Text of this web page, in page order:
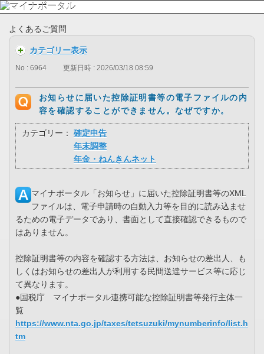
よくあるご質問
カテゴリー表示
No : 6964 更新日時 : 2026/03/18 08:59
お知らせに届いた控除証明書等の電子ファイルの内
容を確認することができません。なぜですか。
カテゴリー：
確定申告
年末調整
年金・ねんきんネット
マイナポータル「お知らせ」に届いた控除証明書等のXML
ファイルは、電子申請時の自動入力等を目的に読み込ませ
るための電子データであり、書面として直接確認できるもので
はありません。
控除証明書等の内容を確認する方法は、お知らせの差出人、も
しくはお知らせの差出人が利用する民間送達サービス等に応じ
て異なります。
●国税庁 マイナポータル連携可能な控除証明書等発行主体一
覧
https://www.nta.go.jp/taxes/tetsuzuki/mynumberinfo/list.h
tm